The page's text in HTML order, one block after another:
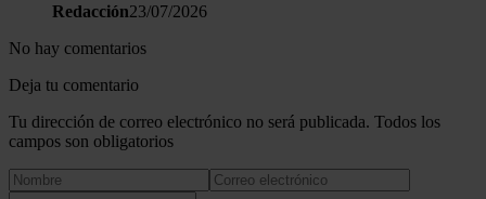
Redacción23/07/2026
No hay comentarios
Deja tu comentario
Tu dirección de correo electrónico no será publicada. Todos los
campos son obligatorios